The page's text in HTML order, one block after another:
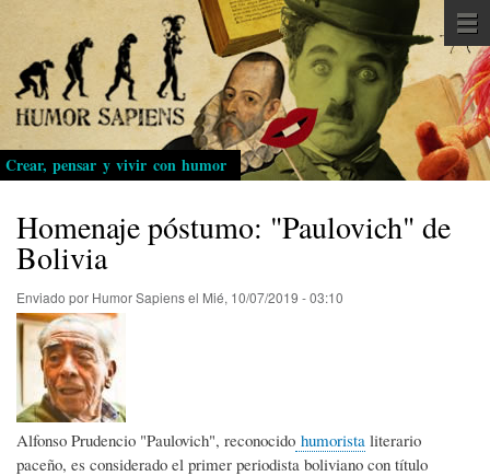
Pasar
al
contenido
principal
Crear, pensar y vivir con humor
Homenaje póstumo: "Paulovich" de
Bolivia
Enviado por Humor Sapiensel Mié, 10/07/2019 - 03:10
Alfonso Prudencio "Paulovich", reconocido humorista literario
paceño, es considerado el primer periodista boliviano con título